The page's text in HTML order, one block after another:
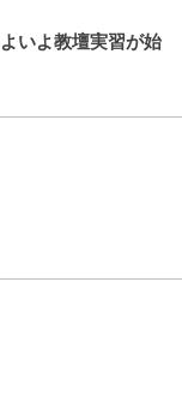
いよ教壇実習が始